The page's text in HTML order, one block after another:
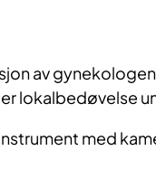
av
lokalbedøvelse
med